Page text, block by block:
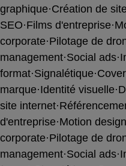
graphique·Création de
SEO·Films d'entreprise·
corporate·Pilotage de
management·Social ads·
format·Signalétique·
marque·Identité visuelle·
site internet·
d'entreprise·Motion design
corporate·Pilotage de
management·Social ads·